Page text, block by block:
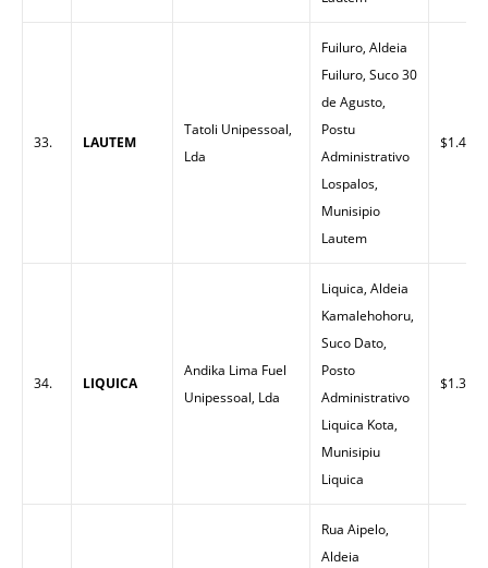
33. LAUTEM
Tatoli Unipessoal,
Lda
Fuiluro, Aldeia
Fuiluro, Suco 30
de Agusto,
Postu
Administrativo
Lospalos,
Munisipio
Lautem
$1.40
34. LIQUICA
Andika Lima Fuel
Unipessoal, Lda
Liquica, Aldeia
Kamalehohoru,
Suco Dato,
Posto
Administrativo
Liquica Kota,
Munisipiu
Liquica
$1.32
Rua Aipelo,
Aldeia